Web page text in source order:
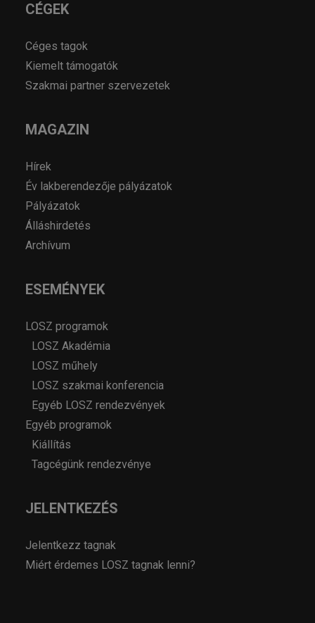
CÉGEK
Céges tagok
Kiemelt támogatók
Szakmai partner szervezetek
MAGAZIN
Hírek
Év lakberendezője pályázatok
Pályázatok
Álláshirdetés
Archívum
ESEMÉNYEK
LOSZ programok
LOSZ Akadémia
LOSZ műhely
LOSZ szakmai konferencia
Egyéb LOSZ rendezvények
Egyéb programok
Kiállítás
Tagcégünk rendezvénye
JELENTKEZÉS
Jelentkezz tagnak
Miért érdemes LOSZ tagnak lenni?